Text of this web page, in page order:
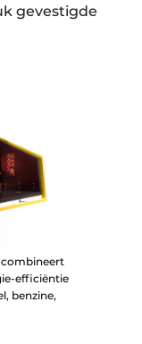
gevestigde
combineert
efficiëntie
benzine,